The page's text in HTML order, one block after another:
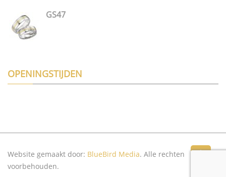
GS47
OPENINGSTIJDEN
Website gemaakt door: BlueBird Media. Alle rechten
voorbehouden.